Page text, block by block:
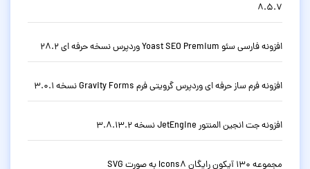
8.5.7
افزونه فارسی سئو Yoast SEO Premium وردپرس نسخه حرفه ای 28.2
افزونه فرم ساز حرفه ای وردپرس گرویتی فرم Gravity Forms نسخه 3.0.1
افزونه جت انجین المنتور JetEngine نسخه 3.8.13.2
مجموعه 130 آیکون رایگان Icons8 به صورت SVG